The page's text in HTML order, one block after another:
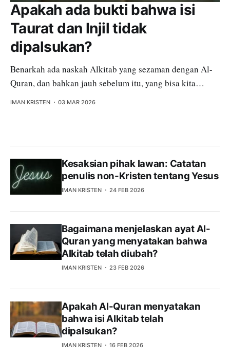
Apakah ada bukti bahwa isi
Taurat dan Injil tidak
dipalsukan?
Benarkah ada naskah Alkitab yang sezaman dengan Al-
Quran, dan bahkan jauh sebelum itu, yang bisa kita
IMAN KRISTEN 03 MAR 2026
Kesaksian pihak lawan: Catatan
penulis non-Kristen tentang Yesus
IMAN KRISTEN 24 FEB 2026
Bagaimana menjelaskan ayat Al-
Quran yang menyatakan bahwa
Alkitab telah diubah?
IMAN KRISTEN 23 FEB 2026
Apakah Al-Quran menyatakan
bahwa isi Alkitab telah
dipalsukan?
IMAN KRISTEN 16 FEB 2026